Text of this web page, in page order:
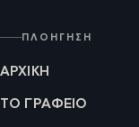
ΠΛΟΉΓΗΣΗ
ΑΡΧΙΚΉ
ΤΟ ΓΡΑΦΕΊΟ